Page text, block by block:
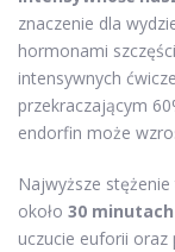
znaczenie dla
hormonami
intensywnych
przekraczającym
endorfin może
Najwyższe
około 30
uczucie euforii